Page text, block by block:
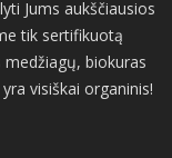
Jums aukščiausios
tik sertifikuotą
biokuras
visiškai organinis!